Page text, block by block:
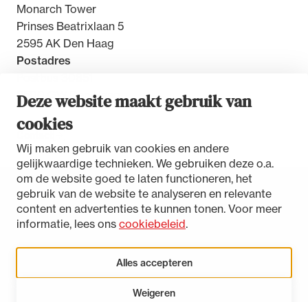
Deze website maakt gebruik van
cookies
Wij maken gebruik van cookies en andere
gelijkwaardige technieken. We gebruiken deze o.a.
om de website goed te laten functioneren, het
gebruik van de website te analyseren en relevante
content en advertenties te kunnen tonen. Voor meer
informatie, lees ons cookiebeleid.
Alles accepteren
Weigeren
Monarch Tower
Prinses Beatrixlaan 5
2595 AK Den Haag
Postadres
2500 GW Den Haag
Toegankelijkheidsverklaring
Disclaimer